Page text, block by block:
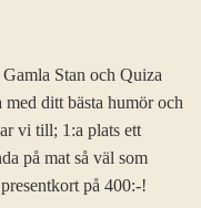
Stan och Quiza
ditt bästa humör och
vi till; 1:a plats ett
på mat så väl som
på 400:-!